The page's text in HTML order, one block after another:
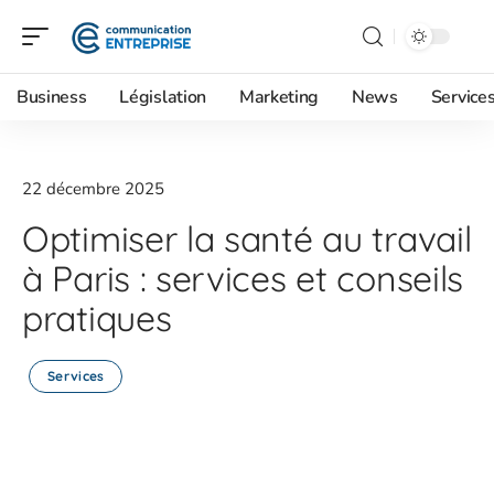
Business Législation Marketing News
22 décembre 2025
Optimiser la santé au travail
à Paris : services et conseils
pratiques
Services